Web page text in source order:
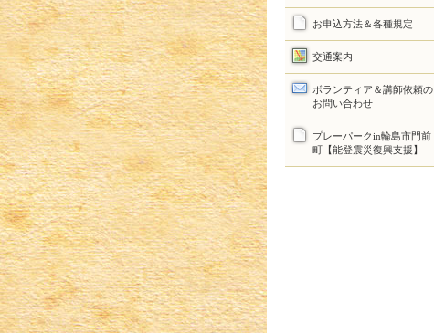
お申込方法＆各種規定
交通案内
ボランティア＆講師依頼の
お問い合わせ
プレーパークin輪島市門前
町【能登震災復興支援】